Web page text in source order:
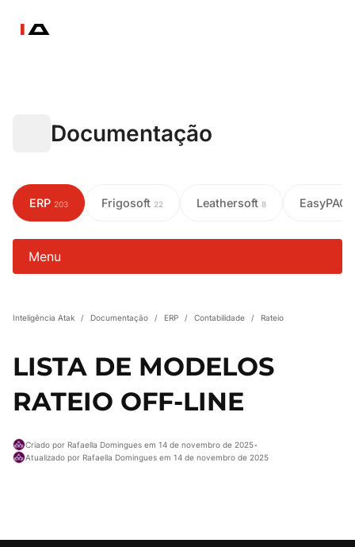
Documentação
ERP 203 Frigosoft 22 Leathersoft 8 EasyPAC
Menu
Inteligência Atak / Documentação / ERP / Contabilidade / Rateio
LISTA DE MODELOS
RATEIO OFF-LINE
Criado por Rafaella Domingues em 14 de novembro de 2025•
Atualizado por Rafaella Domingues em 14 de novembro de 2025